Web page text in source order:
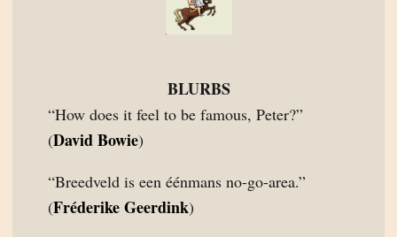
BLURBS
“How does it feel to be famous, Peter?”
(David Bowie)
“Breedveld is een éénmans no-go-area.”
(Fréderike Geerdink)